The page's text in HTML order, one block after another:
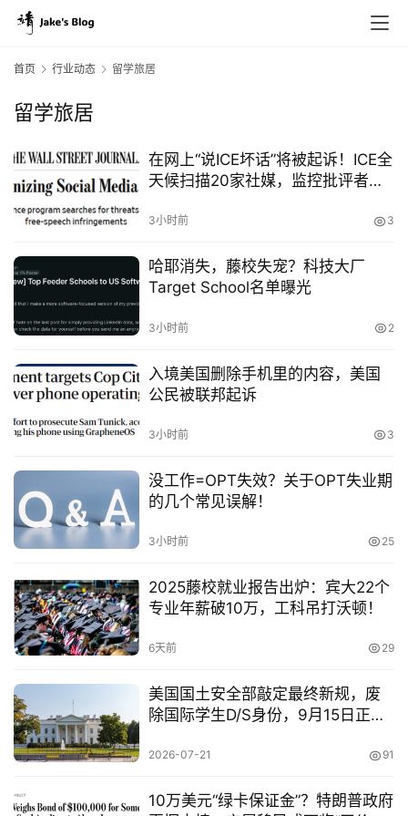
原
首页 行业动态 留学旅居
留学旅居
在网上“说ICE坏话”将被起诉！ICE全
天候扫描20家社媒，监控批评者和
3小时前 3
哈耶消失，藤校失宠？科技大厂
Target School名单曝光
3小时前 2
入境美国删除手机里的内容，美国
公民被联邦起诉
3小时前 3
没工作=OPT失效？关于OPT失业期
的几个常见误解！
3小时前 25
2025藤校就业报告出炉：宾大22个
专业年薪破10万，工科吊打沃顿！
6天前 29
美国国土安全部敲定最终新规，废
除国际学生D/S身份，9月15日正式
2026-07-21 91
10万美元“绿卡保证金”？特朗普政府